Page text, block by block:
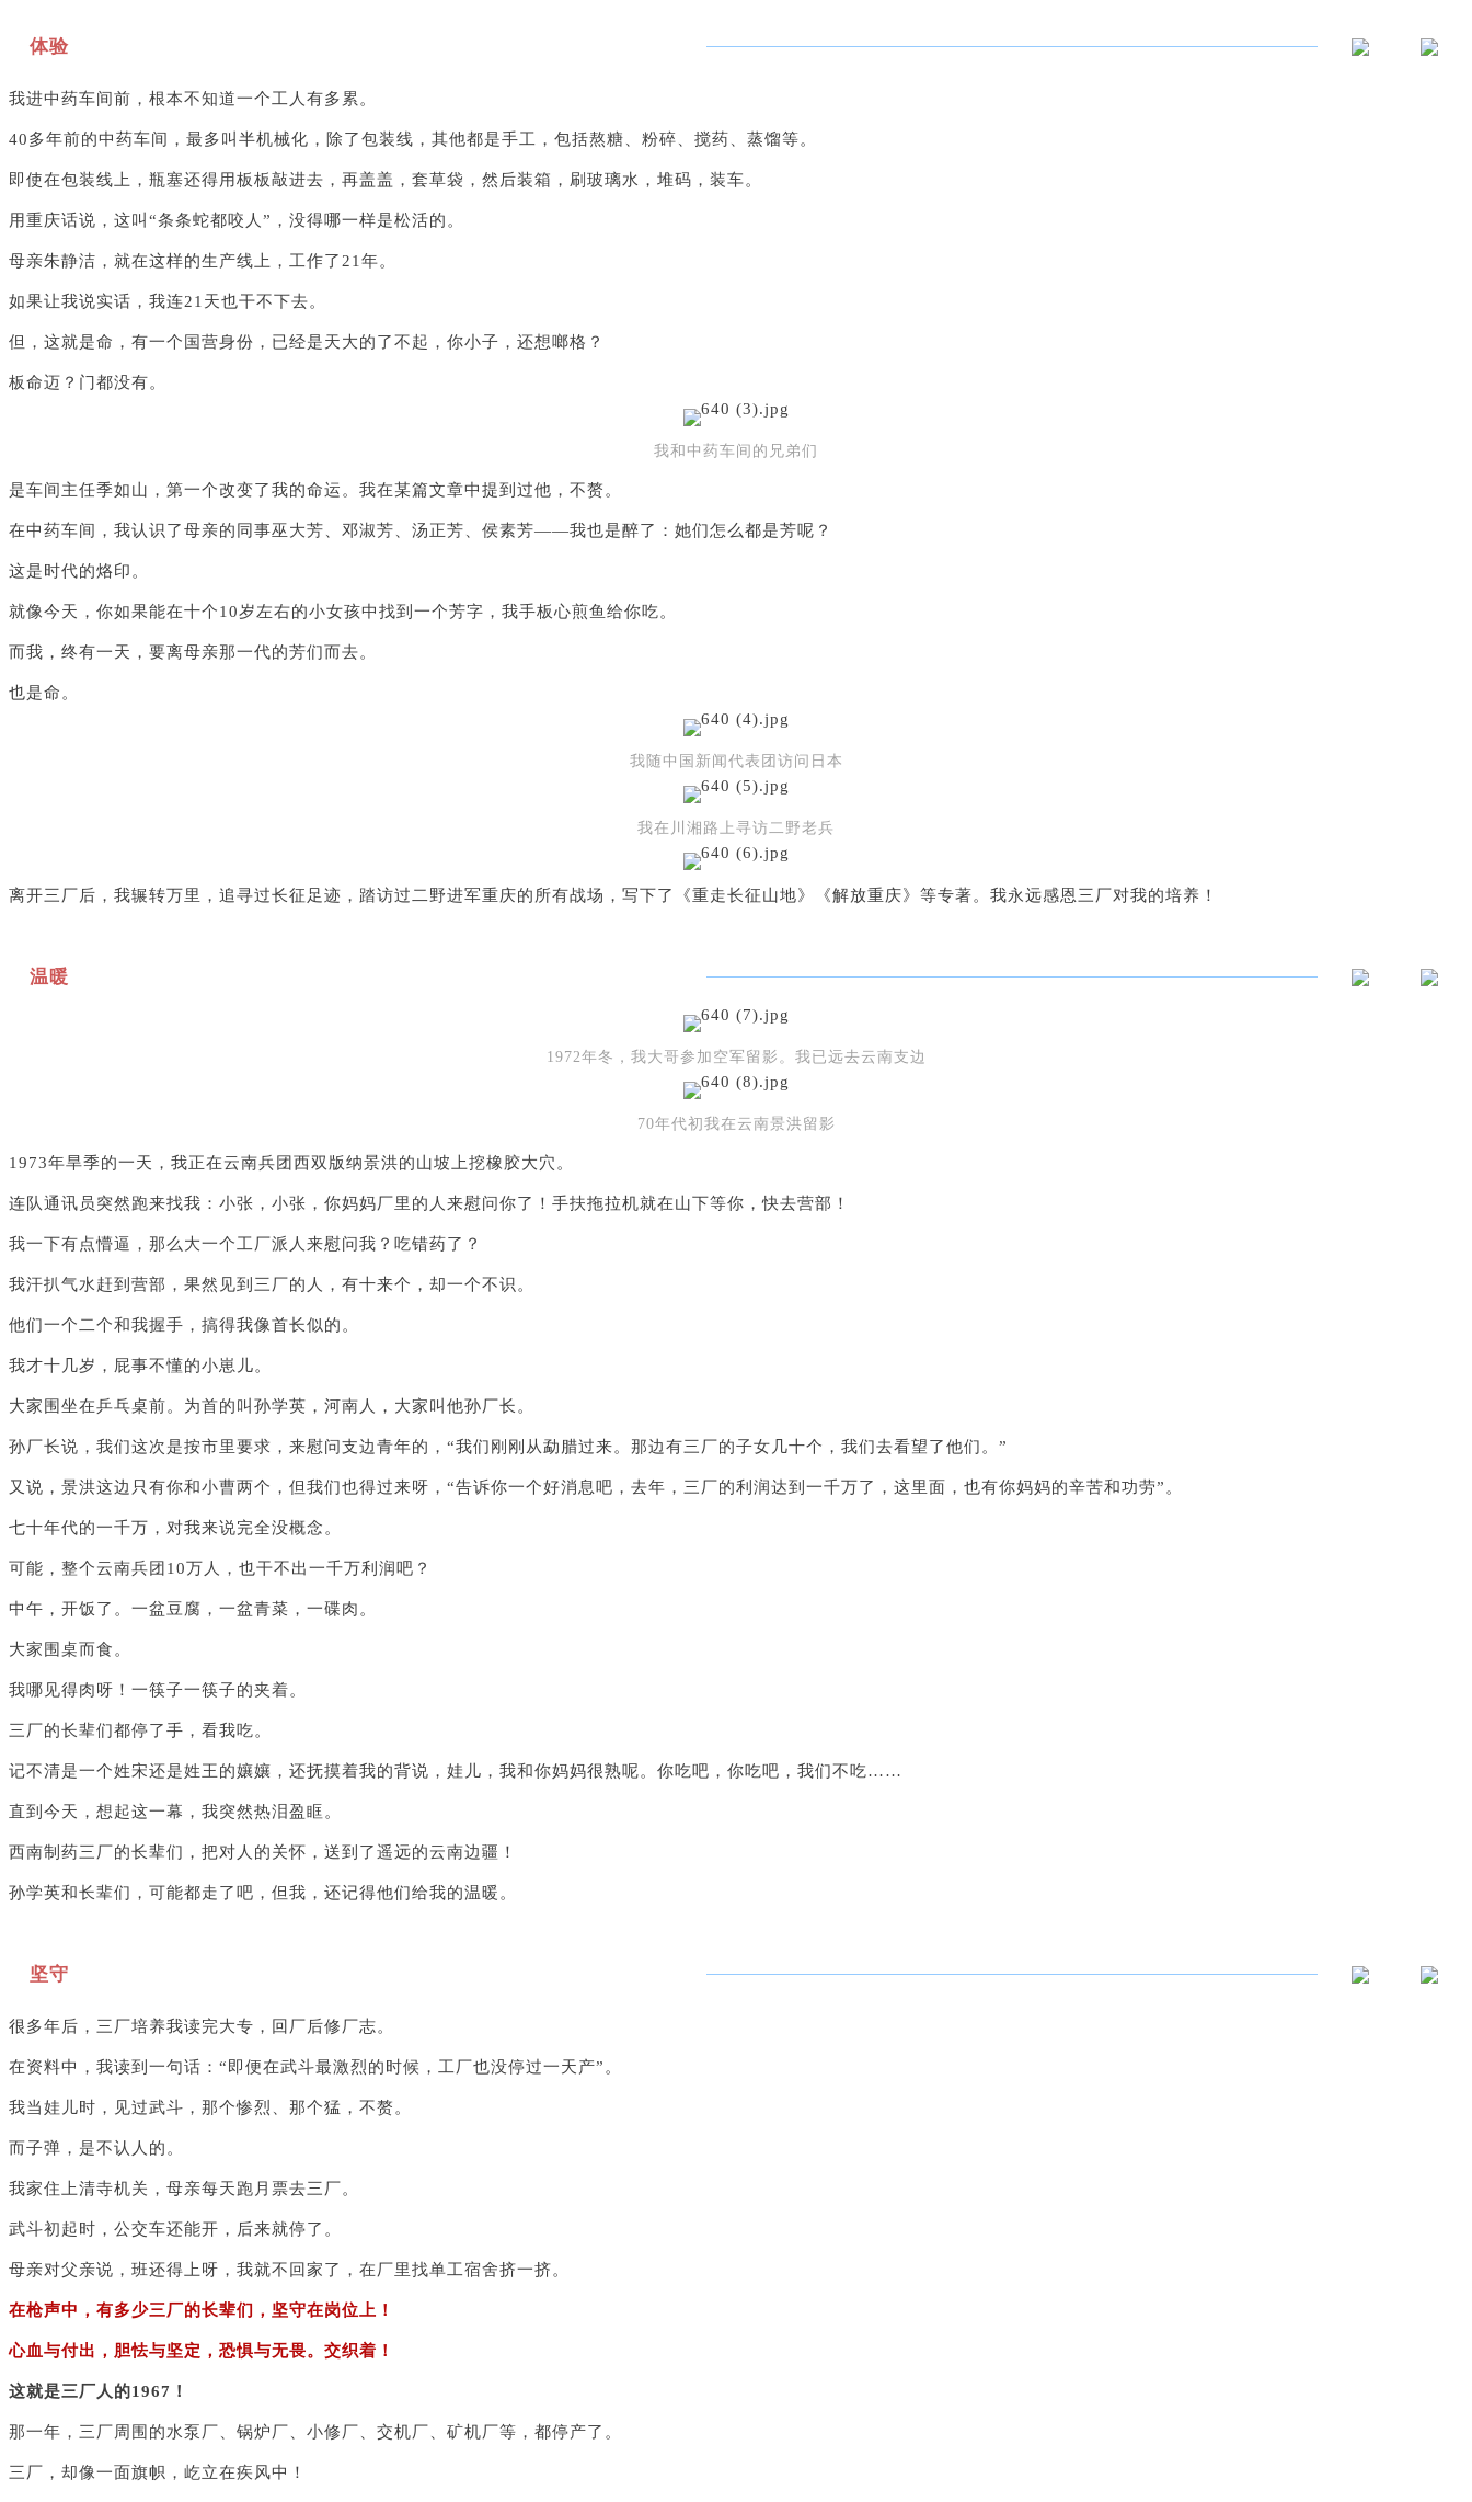
体验
我进中药车间前，根本不知道一个工人有多累。
40多年前的中药车间，最多叫半机械化，除了包装线，其他都是手工，包括熬糖、粉碎、搅药、蒸馏等。
即使在包装线上，瓶塞还得用板板敲进去，再盖盖，套草袋，然后装箱，刷玻璃水，堆码，装车。
用重庆话说，这叫“条条蛇都咬人”，没得哪一样是松活的。
母亲朱静洁，就在这样的生产线上，工作了21年。
如果让我说实话，我连21天也干不下去。
但，这就是命，有一个国营身份，已经是天大的了不起，你小子，还想啷格？
板命迈？门都没有。
我和中药车间的兄弟们
是车间主任季如山，第一个改变了我的命运。我在某篇文章中提到过他，不赘。
在中药车间，我认识了母亲的同事巫大芳、邓淑芳、汤正芳、侯素芳——我也是醉了：她们怎么都是芳呢？
这是时代的烙印。
就像今天，你如果能在十个10岁左右的小女孩中找到一个芳字，我手板心煎鱼给你吃。
而我，终有一天，要离母亲那一代的芳们而去。
也是命。
我随中国新闻代表团访问日本
我在川湘路上寻访二野老兵
离开三厂后，我辗转万里，追寻过长征足迹，踏访过二野进军重庆的所有战场，写下了《重走长征山地》《解放重庆》等专著。我永远感恩三厂对我的培养！
温暖
1972年冬，我大哥参加空军留影。我已远去云南支边
70年代初我在云南景洪留影
1973年旱季的一天，我正在云南兵团西双版纳景洪的山坡上挖橡胶大穴。
连队通讯员突然跑来找我：小张，小张，你妈妈厂里的人来慰问你了！手扶拖拉机就在山下等你，快去营部！
我一下有点懵逼，那么大一个工厂派人来慰问我？吃错药了？
我汗扒气水赶到营部，果然见到三厂的人，有十来个，却一个不识。
他们一个二个和我握手，搞得我像首长似的。
我才十几岁，屁事不懂的小崽儿。
大家围坐在乒乓桌前。为首的叫孙学英，河南人，大家叫他孙厂长。
孙厂长说，我们这次是按市里要求，来慰问支边青年的，“我们刚刚从勐腊过来。那边有三厂的子女几十个，我们去看望了他们。”
又说，景洪这边只有你和小曹两个，但我们也得过来呀，“告诉你一个好消息吧，去年，三厂的利润达到一千万了，这里面，也有你妈妈的辛苦和功劳”。
七十年代的一千万，对我来说完全没概念。
可能，整个云南兵团10万人，也干不出一千万利润吧？
中午，开饭了。一盆豆腐，一盆青菜，一碟肉。
大家围桌而食。
我哪见得肉呀！一筷子一筷子的夹着。
三厂的长辈们都停了手，看我吃。
记不清是一个姓宋还是姓王的孃孃，还抚摸着我的背说，娃儿，我和你妈妈很熟呢。你吃吧，你吃吧，我们不吃……
直到今天，想起这一幕，我突然热泪盈眶。
西南制药三厂的长辈们，把对人的关怀，送到了遥远的云南边疆！
孙学英和长辈们，可能都走了吧，但我，还记得他们给我的温暖。
坚守
很多年后，三厂培养我读完大专，回厂后修厂志。
在资料中，我读到一句话：“即便在武斗最激烈的时候，工厂也没停过一天产”。
我当娃儿时，见过武斗，那个惨烈、那个猛，不赘。
而子弹，是不认人的。
我家住上清寺机关，母亲每天跑月票去三厂。
武斗初起时，公交车还能开，后来就停了。
母亲对父亲说，班还得上呀，我就不回家了，在厂里找单工宿舍挤一挤。
在枪声中，有多少三厂的长辈们，坚守在岗位上！
心血与付出，胆怯与坚定，恐惧与无畏。交织着！
这就是三厂人的1967！
那一年，三厂周围的水泵厂、锅炉厂、小修厂、交机厂、矿机厂等，都停产了。
三厂，却像一面旗帜，屹立在疾风中！